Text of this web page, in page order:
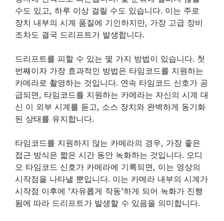
수도 있고, 하루 이상 걸릴 수도 있습니다. 이는 주로
장치 내부의 시계 품질에 기인하지만, 가장 고급 장비
조차도 결국 드리프트가 발생합니다.
드리프트를 피할 수 있는 몇 가지 방법이 있습니다. 첫
번째이자 가장 효과적인 방법은 타임코드를 지원하는
카메라로 촬영하는 것입니다. 연속 타임코드 신호가 공
급되면, 타임코드를 지원하는 카메라는 자신의 시계 대
신 이 외부 시계를 듣고, 소스 장치와 완벽하게 동기화
된 상태를 유지합니다.
타임코드를 지원하지 않는 카메라의 경우, 가장 좋은
접근 방식은 짧은 시간 동안 녹화하는 것입니다. 오디
오 타임코드 신호가 카메라에 기록되면, 이는 영상의
시작점을 나타낼 뿐입니다. 이는 카메라 내부의 시계가
시작점 이후에 '자유롭게 작동'하게 되어 녹화가 진행
됨에 따라 드리프트가 발생할 수 있음을 의미합니다.